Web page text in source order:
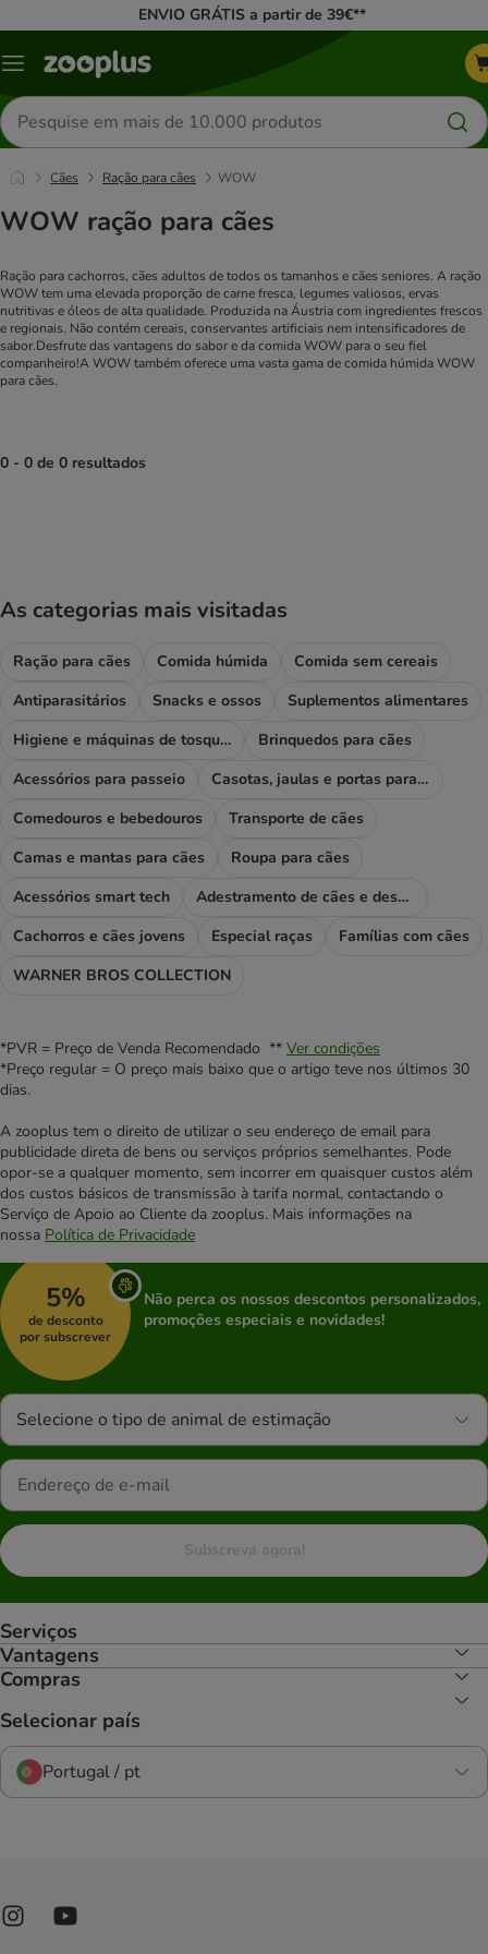
ENVIO GRÁTIS a partir de 39€**
Menu
Pesquisar
produtos
Cães Ração para cães WOW
WOW ração para cães
Ração para cachorros, cães adultos de todos os tamanhos e cães seniores. A ração
WOW tem uma elevada proporção de carne fresca, legumes valiosos, ervas
nutritivas e óleos de alta qualidade. Produzida na Áustria com ingredientes frescos
e regionais. Não contém cereais, conservantes artificiais nem intensificadores de
sabor.Desfrute das vantagens do sabor e da comida WOW para o seu fiel
companheiro!A WOW também oferece uma vasta gama de comida húmida WOW
para cães.
0 - 0 de 0 resultados
As categorias mais visitadas
Ração para cães Comida húmida
Comida sem cereais
Antiparasitários
Snacks e ossos
Suplementos alimentares
Higiene e máquinas de tosquiar
Brinquedos para cães
Acessórios para passeio
Casotas, jaulas e portas para cães
Comedouros e bebedouros
Transporte de cães
Camas e mantas para cães
Roupa para cães
Acessórios smart tech
Adestramento de cães e desporto
Cachorros e cães jovens
Especial raças
Famílias com cães
WARNER BROS COLLECTION
*PVR = Preço de Venda Recomendado ** Ver condições
*Preço regular = O preço mais baixo que o artigo teve nos últimos 30
dias.
A zooplus tem o direito de utilizar o seu endereço de email para
publicidade direta de bens ou serviços próprios semelhantes. Pode
opor-se a qualquer momento, sem incorrer em quaisquer custos além
dos custos básicos de transmissão à tarifa normal, contactando o
Serviço de Apoio ao Cliente da zooplus. Mais informações na
nossa Política de Privacidade
5%
de desconto
por subscrever
Não perca os nossos descontos personalizados,
promoções especiais e novidades!
Selecione o tipo de animal de estimação
Subscreva agora!
Serviços
Vantagens
Compras
Selecionar país
Portugal / pt